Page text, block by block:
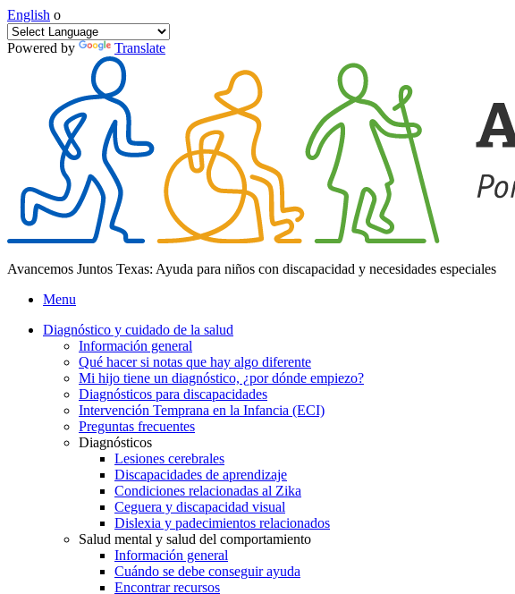
English o
Powered by Translate
Avancemos Juntos Texas: Ayuda para niños con discapacidad y necesidades especiales
Menu
Diagnóstico y cuidado de la salud
Información general
Qué hacer si notas que hay algo diferente
Mi hijo tiene un diagnóstico, ¿por dónde empiezo?
Diagnósticos para discapacidades
Intervención Temprana en la Infancia (ECI)
Preguntas frecuentes
Diagnósticos
Lesiones cerebrales
Discapacidades de aprendizaje
Condiciones relacionadas al Zika
Ceguera y discapacidad visual
Dislexia y padecimientos relacionados
Salud mental y salud del comportamiento
Información general
Cuándo se debe conseguir ayuda
Encontrar recursos